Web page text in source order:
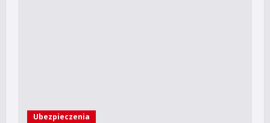
Ubezpieczenia